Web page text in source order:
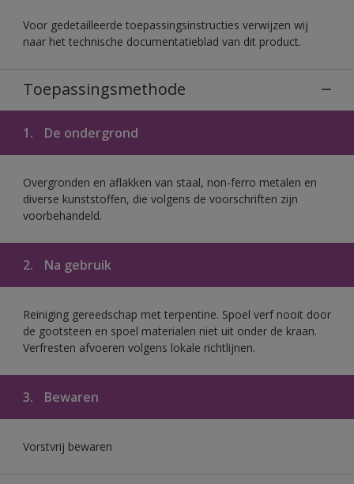
Voor gedetailleerde toepassingsinstructies verwijzen wij
naar het technische documentatieblad van dit product.
Toepassingsmethode
1. De ondergrond
Overgronden en aflakken van staal, non-ferro metalen en
diverse kunststoffen, die volgens de voorschriften zijn
voorbehandeld.
2. Na gebruik
Reiniging gereedschap met terpentine. Spoel verf nooit door
de gootsteen en spoel materialen niet uit onder de kraan.
Verfresten afvoeren volgens lokale richtlijnen.
3. Bewaren
Vorstvrij bewaren